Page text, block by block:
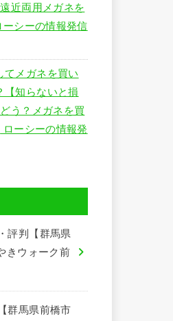
近両用メガネを
シーの情報発信
てメガネを買い
【知らないと損
う？メガネを買
ーシーの情報発
評判【群馬県
きウォーク前
群馬県前橋市